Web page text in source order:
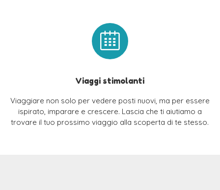
Viaggi stimolanti
Viaggiare non solo per vedere posti nuovi, ma per essere
ispirato, imparare e crescere. Lascia che ti aiutiamo a
trovare il tuo prossimo viaggio alla scoperta di te stesso.